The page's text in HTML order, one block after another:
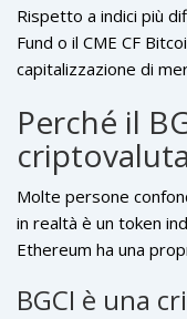
Rispetto a indici più
Fund o il CME CF
capitalizzazione di
Rate è ampiamente
rimane un prodotto
$84.000. Questo lo
cercano esposizione
che a strumenti
Perché il
Molte persone
in realtà è un token
Ethereum ha una
un paniere di asset
BGCI è una